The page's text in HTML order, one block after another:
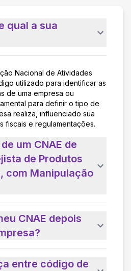
qual a sua
Nacional de Atividades
utilizado para identificar as
de uma empresa ou
para definir o tipo de
realiza, influenciado sua
fiscais e regulamentações.
um CNAE de
de Produtos
com Manipulação
CNAE depois
entre código de